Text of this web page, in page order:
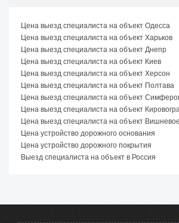
Цена выезд специалиста на объект Одесса
Цена выезд специалиста на объект Харьков
Цена выезд специалиста на объект Днепр
Цена выезд специалиста на объект Киев
Цена выезд специалиста на объект Херсон
Цена выезд специалиста на объект Полтава
Цена выезд специалиста на объект
Цена выезд специалиста на объект
Цена выезд специалиста на объект Вишневое
Цена устройство дорожного основания
Цена устройство дорожного покрытия
Выезд специалиста на объект в Россия